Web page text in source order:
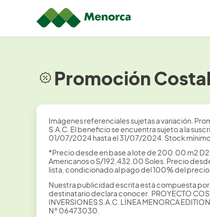
Promoción
Imágenes referenciales sujetas a variación.
S.A.C. El beneficio se encuentra sujeto a la
01/07/2024 hasta el 31/07/2024. Stock
*Precio desde en base a lote de 200.00 m2
Americanos o S/192,432.00 Soles. Precio
lista, condicionado al pago del 100% del
Nuestra publicidad escrita está compuesta
destinatario declara conocer. PROYECTO
INVERSIONES S.A.C. LÍNEA MENORCA
N° 06473030.